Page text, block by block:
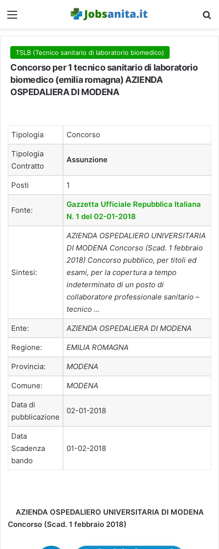
Menu
TSLB (Tecnico sanitario di laboratorio biomedico)
Concorso per 1 tecnico sanitario di laboratorio
biomedico (emilia romagna) AZIENDA
OSPEDALIERA DI MODENA
Tipologia Concorso
Tipologia
Contratto
Assunzione
Posti 1
Fonte:
Gazzetta Ufficiale Repubblica Italiana
N. 1 del 02-01-2018
Sintesi:
AZIENDA OSPEDALIERO UNIVERSITARIA
DI MODENA Concorso (Scad. 1 febbraio
2018) Concorso pubblico, per titoli ed
esami, per la copertura a tempo
indeterminato di un posto di
collaboratore professionale sanitario –
tecnico …
Ente: AZIENDA OSPEDALIERA DI MODENA
Regione: EMILIA ROMAGNA
Provincia: MODENA
Comune: MODENA
Data di
pubblicazione
02-01-2018
Data
Scadenza
bando
01-02-2018
AZIENDA OSPEDALIERO UNIVERSITARIA DI MODENA
Concorso (Scad. 1 febbraio 2018)